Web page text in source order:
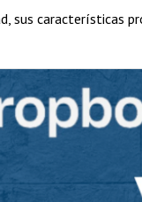
sus características